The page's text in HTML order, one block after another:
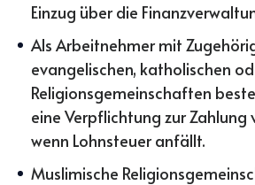
Einzug über die
Als Arbeitnehmer mit
evangelischen, katholischen
Religionsgemeinschaften
eine Verpflichtung zur Zahlung
wenn Lohnsteuer anfällt.
Muslimische